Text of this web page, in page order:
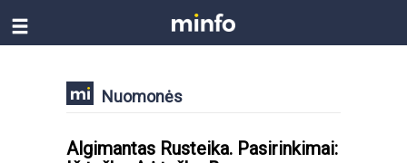
Nuomonės
Algimantas Rusteika. Pasirinkimai: